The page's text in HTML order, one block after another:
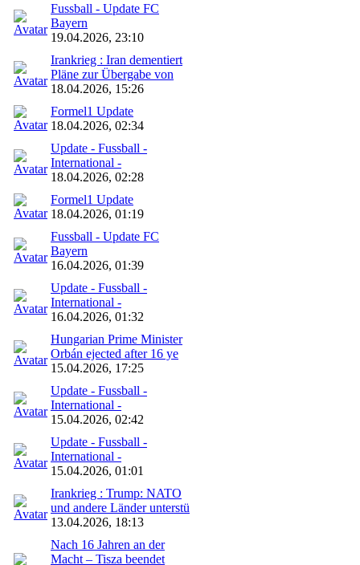
Fussball - Update FC
Bayern
19.04.2026, 23:10
Irankrieg : Iran dementiert
Pläne zur Übergabe von
18.04.2026, 15:26
Formel1 Update
18.04.2026, 02:34
Update - Fussball -
International -
18.04.2026, 02:28
Formel1 Update
18.04.2026, 01:19
Fussball - Update FC
Bayern
16.04.2026, 01:39
Update - Fussball -
International -
16.04.2026, 01:32
Hungarian Prime Minister
Orbán ejected after 16 ye
15.04.2026, 17:25
Update - Fussball -
International -
15.04.2026, 02:42
Update - Fussball -
International -
15.04.2026, 01:01
Irankrieg : Trump: NATO
und andere Länder unterstü
13.04.2026, 18:13
Nach 16 Jahren an der
Macht – Tisza beendet